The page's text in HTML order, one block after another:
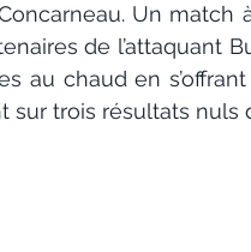
Un match
de l’attaquant
au chaud en
sur trois résultats nuls